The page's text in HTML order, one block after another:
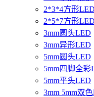
2*3*4方形LED
2*5*7方形LED
3mm圆头LED
3mm异形LED
5mm圆头LED
5mm四脚全彩
5mm平头LED
3mm 5mm双